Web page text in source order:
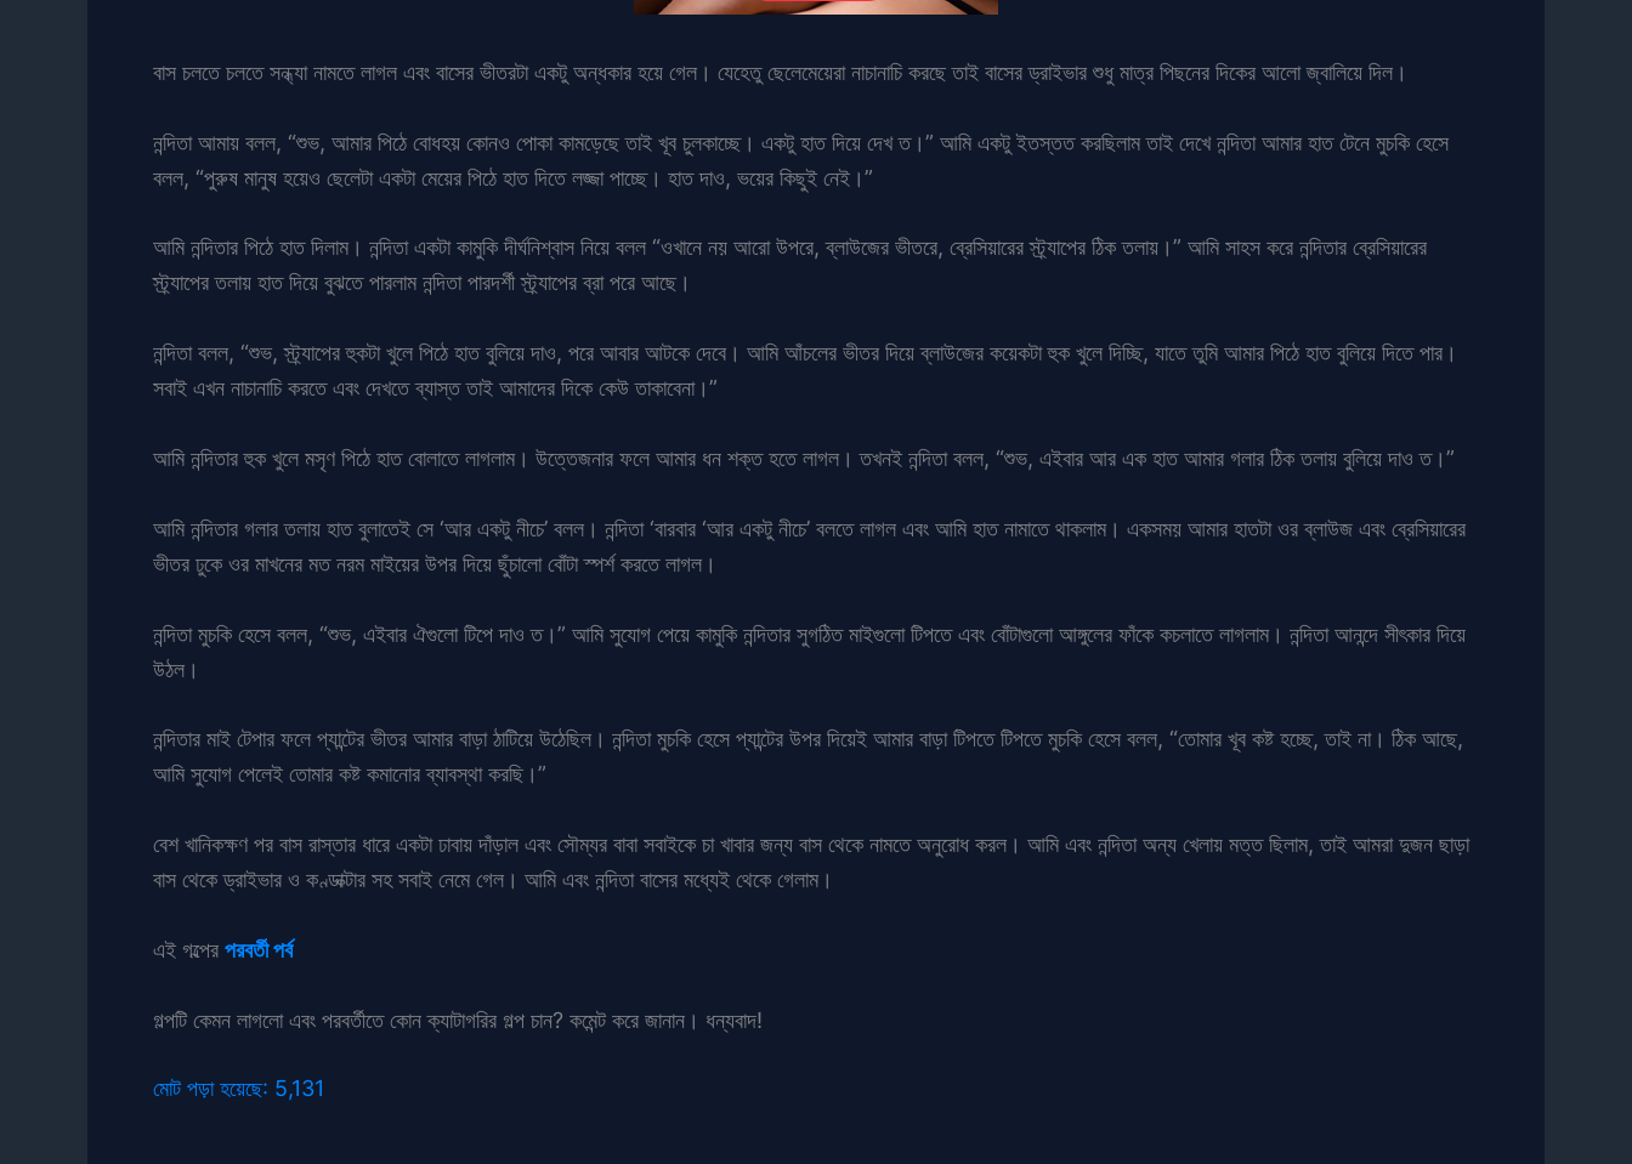
বাস চলতে চলতে সন্ধ্যা নামতে লাগল এবং বাসের ভীতরটা একটু অন্ধকার হয়ে গেল। যেহেতু ছেলেমেয়েরা নাচানাচি করছে তাই বাসের ড্রাইভার শুধু মাত্র পিছনের দিকের আলো জ্বালিয়ে দিল।
নন্দিতা আমায় বলল, “শুভ, আমার পিঠে বোধহয় কোনও পোকা কামড়েছে তাই খূব চুলকাচ্ছে। একটু হাত দিয়ে দেখ ত।” আমি একটু ইতস্তত করছিলাম তাই দেখে নন্দিতা আমার হাত টেনে মুচকি হেসে
বলল, “পুরুষ মানুষ হয়েও ছেলেটা একটা মেয়ের পিঠে হাত দিতে লজ্জা পাচ্ছে। হাত দাও, ভয়ের কিছুই নেই।”
আমি নন্দিতার পিঠে হাত দিলাম। নন্দিতা একটা কামুকি দীর্ঘনিশ্বাস নিয়ে বলল “ওখানে নয় আরো উপরে, ব্লাউজের ভীতরে, ব্রেসিয়ারের স্ট্র্যাপের ঠিক তলায়।” আমি সাহস করে নন্দিতার ব্রেসিয়ারের
স্ট্র্যাপের তলায় হাত দিয়ে বুঝতে পারলাম নন্দিতা পারদর্শী স্ট্র্যাপের ব্রা পরে আছে।
নন্দিতা বলল, “শুভ, স্ট্র্যাপের হুকটা খুলে পিঠে হাত বুলিয়ে দাও, পরে আবার আটকে দেবে। আমি আঁচলের ভীতর দিয়ে ব্লাউজের কয়েকটা হুক খুলে দিচ্ছি, যাতে তুমি আমার পিঠে হাত বুলিয়ে দিতে পার।
সবাই এখন নাচানাচি করতে এবং দেখতে ব্যাস্ত তাই আমাদের দিকে কেউ তাকাবেনা।”
আমি নন্দিতার হুক খুলে মসৃণ পিঠে হাত বোলাতে লাগলাম। উত্তেজনার ফলে আমার ধন শক্ত হতে লাগল। তখনই নন্দিতা বলল, “শুভ, এইবার আর এক হাত আমার গলার ঠিক তলায় বুলিয়ে দাও ত।”
আমি নন্দিতার গলার তলায় হাত বুলাতেই সে ‘আর একটু নীচে’ বলল। নন্দিতা ‘বারবার ‘আর একটু নীচে’ বলতে লাগল এবং আমি হাত নামাতে থাকলাম। একসময় আমার হাতটা ওর ব্লাউজ এবং ব্রেসিয়ারের
ভীতর ঢুকে ওর মাখনের মত নরম মাইয়ের উপর দিয়ে ছুঁচালো বোঁটা স্পর্শ করতে লাগল।
নন্দিতা মুচকি হেসে বলল, “শুভ, এইবার ঐগুলো টিপে দাও ত।” আমি সুযোগ পেয়ে কামুকি নন্দিতার সুগঠিত মাইগুলো টিপতে এবং বোঁটাগুলো আঙ্গুলের ফাঁকে কচলাতে লাগলাম। নন্দিতা আনন্দে সীৎকার দিয়ে
উঠল।
নন্দিতার মাই টেপার ফলে প্যান্টের ভীতর আমার বাড়া ঠাটিয়ে উঠেছিল। নন্দিতা মুচকি হেসে প্যান্টের উপর দিয়েই আমার বাড়া টিপতে টিপতে মুচকি হেসে বলল, “তোমার খূব কষ্ট হচ্ছে, তাই না। ঠিক আছে,
আমি সুযোগ পেলেই তোমার কষ্ট কমানোর ব্যাবস্থা করছি।”
বেশ খানিকক্ষণ পর বাস রাস্তার ধারে একটা ঢাবায় দাঁড়াল এবং সৌম্যর বাবা সবাইকে চা খাবার জন্য বাস থেকে নামতে অনুরোধ করল। আমি এবং নন্দিতা অন্য খেলায় মত্ত ছিলাম, তাই আমরা দুজন ছাড়া
বাস থেকে ড্রাইভার ও কণ্ডাক্টার সহ সবাই নেমে গেল। আমি এবং নন্দিতা বাসের মধ্যেই থেকে গেলাম।
এই গল্পের পরবর্তী পর্ব
গল্পটি কেমন লাগলো এবং পরবর্তীতে কোন ক্যাটাগরির গল্প চান? কমেন্ট করে জানান। ধন্যবাদ!
মোট পড়া হয়েছে: 5,131